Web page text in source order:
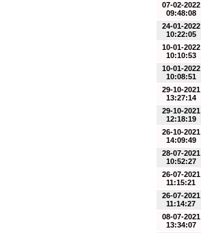
07-02-2022
09:48:08
24-01-2022
10:22:05
10-01-2022
10:10:53
10-01-2022
10:08:51
29-10-2021
13:27:14
29-10-2021
12:18:19
26-10-2021
14:09:49
28-07-2021
10:52:27
26-07-2021
11:15:21
26-07-2021
11:14:27
08-07-2021
13:34:07